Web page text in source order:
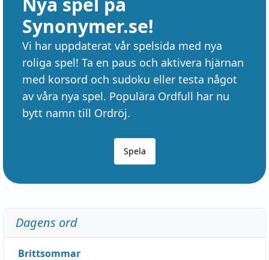
Synonymer.se!
Vi har uppdaterat vår spelsida med nya
roliga spel! Ta en paus och aktivera hjärnan
med korsord och sudoku eller testa något
av våra nya spel. Populära Ordfull har nu
bytt namn till Ordröj.
Spela
Dagens ord
Brittsommar